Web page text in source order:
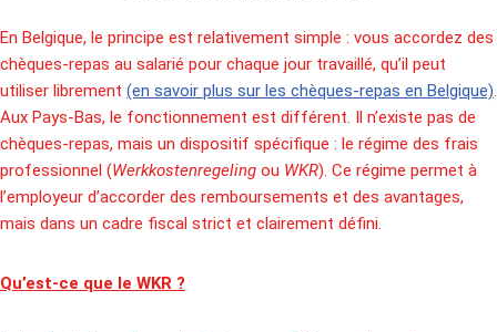
En Belgique, le principe est relativement simple : vous accordez des
chèques-repas au salarié pour chaque jour travaillé, qu’il peut
utiliser librement (en savoir plus sur les chèques-repas en Belgique).
Aux Pays-Bas, le fonctionnement est différent. Il n’existe pas de
chèques-repas, mais un dispositif spécifique : le régime des frais
professionnel (Werkkostenregeling ou WKR). Ce régime permet à
l’employeur d’accorder des remboursements et des avantages,
mais dans un cadre fiscal strict et clairement défini.
Qu’est-ce que le WKR ?